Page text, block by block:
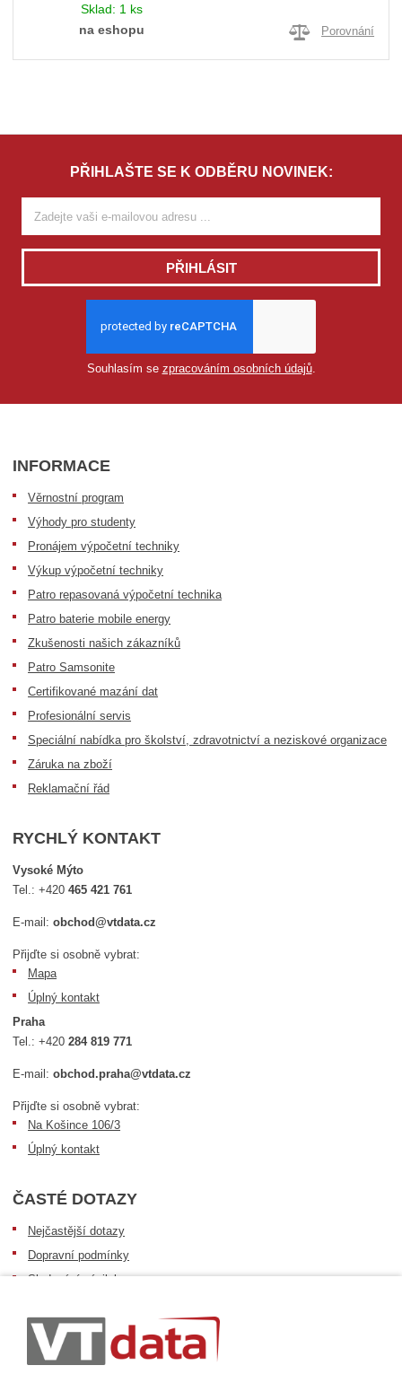
Sklad: 1 ks
na eshopu
Porovnání
PŘIHLAŠTE SE K ODBĚRU NOVINEK:
PŘIHLÁSIT
Souhlasím se zpracováním osobních údajů.
INFORMACE
Věrnostní program
Výhody pro studenty
Pronájem výpočetní techniky
Výkup výpočetní techniky
Patro repasovaná výpočetní technika
Patro baterie mobile energy
Zkušenosti našich zákazníků
Patro Samsonite
Certifikované mazání dat
Profesionální servis
Speciální nabídka pro školství, zdravotnictví a neziskové organizace
Záruka na zboží
Reklamační řád
RYCHLÝ KONTAKT
Vysoké Mýto
Tel.:+420465 421 761
E-mail:obchod@vtdata.cz
Přijďte si osobně vybrat:
Mapa
Úplný kontakt
Praha
Tel.:+420284 819 771
E-mail:obchod.praha@vtdata.cz
Přijďte si osobně vybrat:
Na Košince 106/3
Úplný kontakt
ČASTÉ DOTAZY
Nejčastější dotazy
Dopravní podmínky
Sledování zásilek
Informace k dostupnosti zboží
Obecné informace